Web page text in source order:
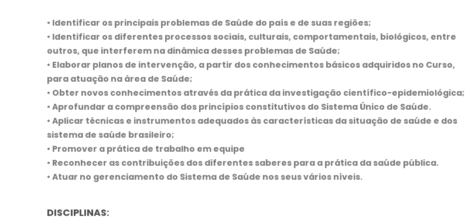
• Identificar os principais problemas de Saúde do país e de suas regiões;
• Identificar os diferentes processos sociais, culturais, comportamentais, biológicos, entre
outros, que interferem na dinâmica desses problemas de Saúde;
• Elaborar planos de intervenção, a partir dos conhecimentos básicos adquiridos no Curso,
para atuação na área de Saúde;
• Obter novos conhecimentos através da prática da investigação científico-epidemiológica;
• Aprofundar a compreensão dos princípios constitutivos do Sistema Único de Saúde.
• Aplicar técnicas e instrumentos adequados às características da situação de saúde e dos
sistema de saúde brasileiro;
• Promover a prática de trabalho em equipe
• Reconhecer as contribuições dos diferentes saberes para a prática da saúde pública.
• Atuar no gerenciamento do Sistema de Saúde nos seus vários níveis.
DISCIPLINAS: